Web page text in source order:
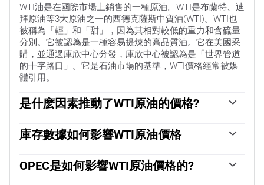
WTI油是在國際市場上銷售的一種原油。WTI是布蘭特、迪
拜原油等3大原油之一的西德克薩斯中質油(WTI)。WTI也
被稱為「輕」和「甜」，因為其相對較低的重力和含硫量
分別。它被認為是一種容易提煉的高品質油。它在美國采
購，並通過庫欣中心分發，庫欣中心被認為是「世界管道
的十字路口」。它是石油市場的基準，WTI價格經常被媒
體引用。
是什麽因素推動了WTI原油的價格?
素。因此，全球增長可以成為需求增長的驅動力，反之亦
然，導致全球增長疲軟。政治不穩定、戰爭和製裁可能會
(OPEC)的決定是油價的另一個關鍵驅動因素。美元的價值
庫存數據如何影響WTI原油價格
報告影響著WTI原油的價格。庫存的變化反映了供需的波
動。如果數據顯示庫存下降，則可能表明需求增加，從而
OPEC是如何影響WTI原油價格的?